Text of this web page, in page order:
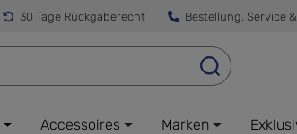
30 Tage Rückgaberecht Bestellung, Service
Accessoires Marken